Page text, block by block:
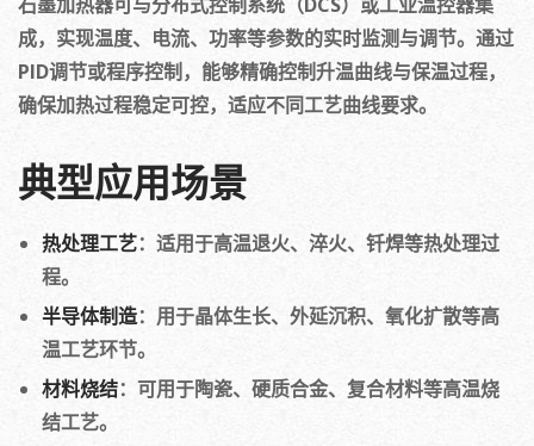
成，实现温度、电流、功率等参数的实时监测与调节。通过
PID调节或程序控制，能够精确控制升温曲线与保温过程，
确保加热过程稳定可控，适应不同工艺曲线要求。
典型应用场景
热处理工艺：适用于高温退火、淬火、钎焊等热处理过
程。
半导体制造：用于晶体生长、外延沉积、氧化扩散等高
温工艺环节。
材料烧结：可用于陶瓷、硬质合金、复合材料等高温烧
结工艺。